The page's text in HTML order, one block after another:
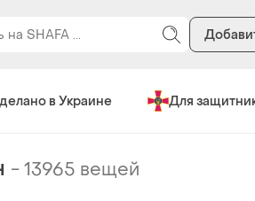
в Украине Для
-13965 вещей